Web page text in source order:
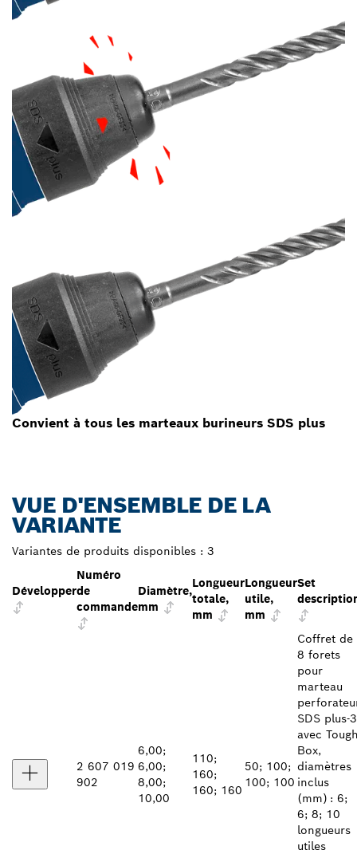
Convient à tous les marteaux burineurs SDS plus
VUE D'ENSEMBLE DE LA
VARIANTE
Variantes de produits disponibles : 3
Développer
Numéro
de
commande
Diamètre,
mm
Longueur
totale,
mm
Longueur
utile,
mm
Set
2 607 019
902
6,00;
6,00;
8,00;
10,00
110;
160;
160; 160
50; 100;
100; 100
Coffret de
8 forets
pour
marteau
SDS plus‑3
avec
Box,
diamètres
inclus
(mm) : 6;
6; 8; 10
longueurs
utiles